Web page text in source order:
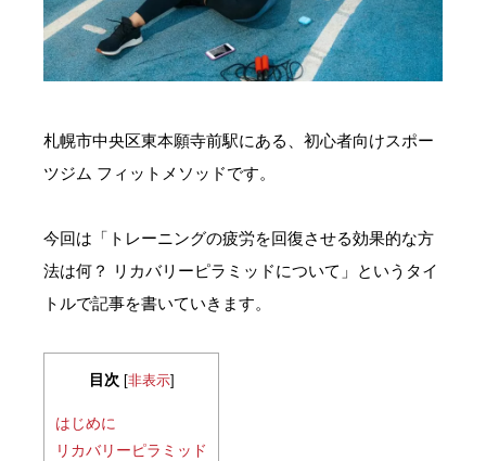
札幌市中央区東本願寺前駅にある、初心者向けスポー
ツジム フィットメソッドです。
今回は「トレーニングの疲労を回復させる効果的な方
法は何？ リカバリーピラミッドについて」というタイ
トルで記事を書いていきます。
目次 [非表示]
はじめに
リカバリーピラミッド
お問い合わせ・ご予約
お知らせ